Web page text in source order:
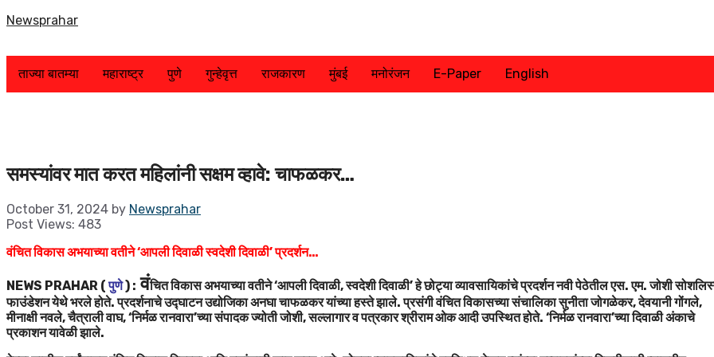
Skip
Newsprahar
ताज्या बातम्या महाराष्ट्र पुणे गुन्हेवृत्त राजकारण मुंबई मनोरंजन E-Paper English
समस्यांवर मात करत महिलांनी सक्षम व्हावे: चाफळकर…
October 31, 2024 by Newsprahar
Post Views: 483
वंचित विकास अभयाच्या वतीने ‘आपली दिवाळी स्वदेशी दिवाळी’ प्रदर्शन…
NEWS PRAHAR (पुणे) : वंचित विकास अभयाच्या वतीने ‘आपली दिवाळी, स्वदेशी दिवाळी’ हे छोट्या व्यावसायिकांचे प्रदर्शन नवी पेठेतील एस. एम. जोशी
फाउंडेशन येथे भरले होते. प्रदर्शनाचे उद्घाटन उद्योजिका अनघा चाफळकर यांच्या हस्ते झाले. प्रसंगी वंचित विकासच्या संचालिका सुनीता जोगळेकर, देवयानी गोंगले,
मीनाक्षी नवले, चैत्राली वाघ, ‘निर्मळ रानवारा’च्या संपादक ज्योती जोशी, सल्लागार व पत्रकार श्रीराम ओक आदी उपस्थित होते. ‘निर्मळ रानवारा’च्या दिवाळी अंकाचे
प्रकाशन यावेळी झाले.